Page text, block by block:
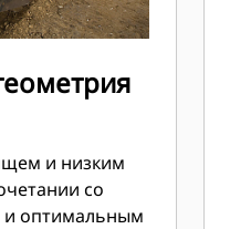
и низким
со
оптимальным